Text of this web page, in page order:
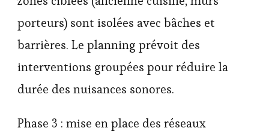
porteurs) sont isolées avec bâches et
barrières. Le planning prévoit des
interventions groupées pour réduire la
durée des nuisances sonores.
Phase 3 : mise en place des réseaux